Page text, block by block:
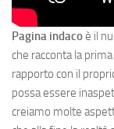
Pagina indacoè il
che racconta la
rapporto con il
possa essere
creiamo molte